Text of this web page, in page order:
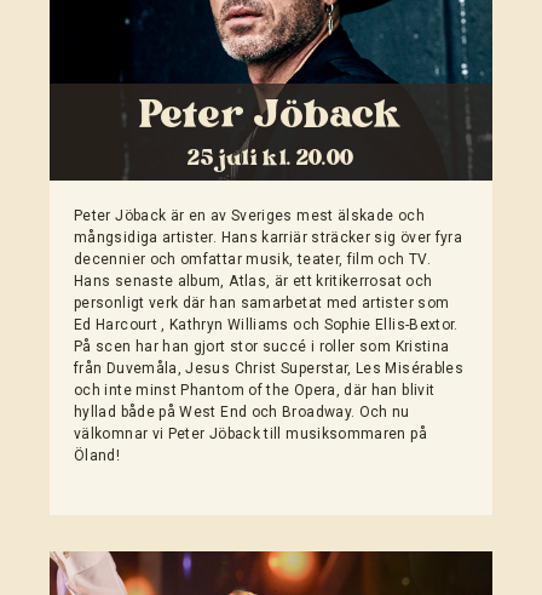
Peter Jöback
25 juli kl. 20.00
Peter Jöback är en av Sveriges mest älskade och
mångsidiga artister. Hans karriär sträcker sig över fyra
decennier och omfattar musik, teater, film och TV.
Hans senaste album, Atlas, är ett kritikerrosat och
personligt verk där han samarbetat med artister som
Ed Harcourt , Kathryn Williams och Sophie Ellis-Bextor.
På scen har han gjort stor succé i roller som Kristina
från Duvemåla, Jesus Christ Superstar, Les Misérables
och inte minst Phantom of the Opera, där han blivit
hyllad både på West End och Broadway. Och nu
välkomnar vi Peter Jöback till musiksommaren på
Öland!